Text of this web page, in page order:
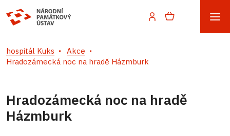
hospitál Kuks
Akce
Hradozámecká noc na hradě Házmburk
Hradozámecká noc na hradě
Házmburk